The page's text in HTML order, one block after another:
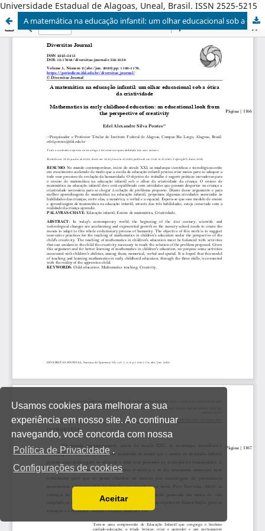
Usamos cookies para melhorar a sua
experiência em nosso site. Ao continuar
navegando, você concorda com nossa
Política de Privacidade .
Configurações de cookies
Ler a nossa Política de Privacidade
Você pode desabilitá-los alterando as
Aceitar
Universidade Estadual de Alagoas, Uneal, Brasil. ISSN 2525-5215
A matemática na educação infantil: um olhar educacional sob a ótica da criatividade